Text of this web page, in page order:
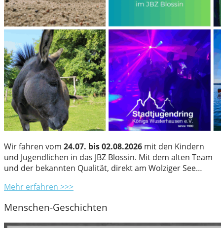
Wir fahren vom 24.07. bis 02.08.2026 mit den Kindern
und Jugendlichen in das JBZ Blossin. Mit dem alten Team
und der bekannten Qualität, direkt am Wolziger See…
Mehr erfahren >>>
Menschen-Geschichten